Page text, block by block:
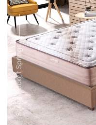
Series Pocket Springs